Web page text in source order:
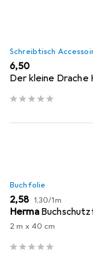
Schreibtisch
EUR
6,50
Der kleine Drache
Buchfolie
EUR
2,58 EUR
1,30/1m
Herma
2 m x 40 cm